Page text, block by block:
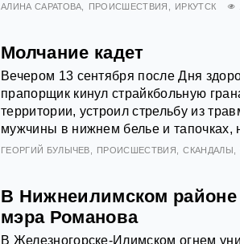
АЛИНА САРАТОВА ПРОИСШЕСТВИЯ ИРКУТСК
Молчание кадет
Вечером 13 сентября после Дня
прапорщик кинул страйкбольную
территории, устроил стрельбу из
мужчины в нижнем белье и тапочках,
ГЕОРГИЙ БУЛЫЧЕВ ПРОИСШЕСТВИЯ СКАНДАЛЫ
В Нижнеилимском районе
мэра Романова
В Железногорске-Илимском огнем